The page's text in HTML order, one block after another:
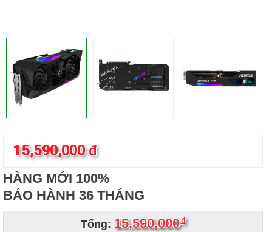
15,590,000đ
HÀNG MỚI 100%
BẢO HÀNH 36 THÁNG
Tổng: 15,590,000đ